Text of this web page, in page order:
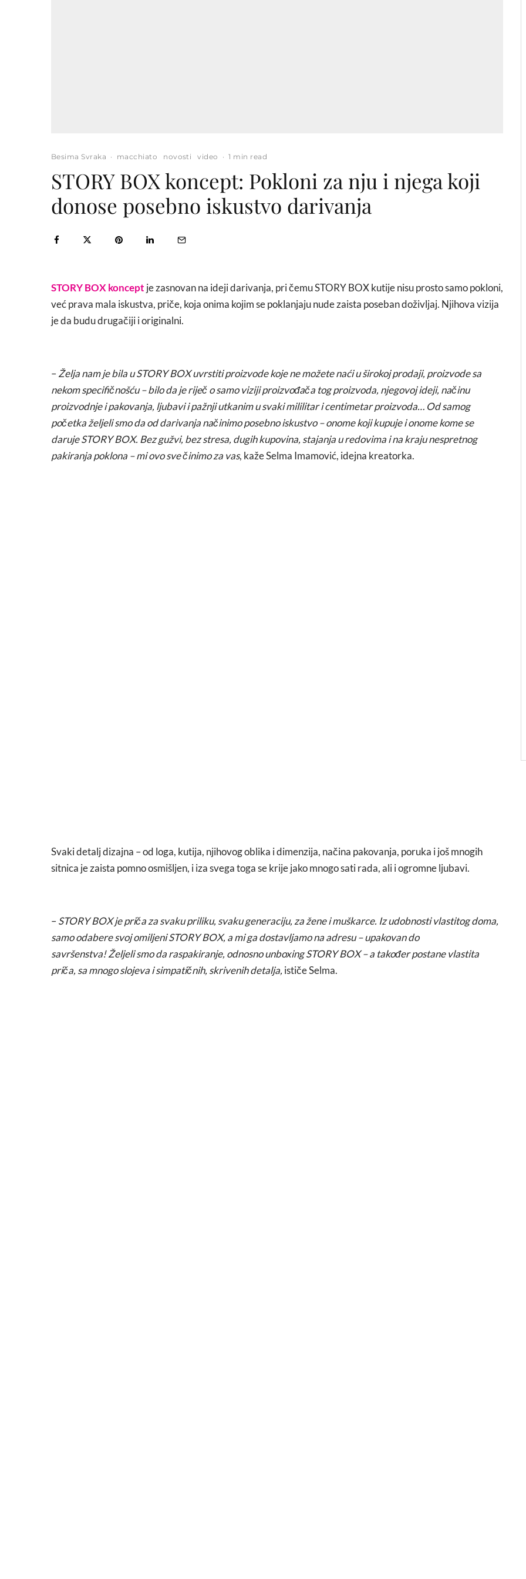
Besima Svraka · macchiato novosti video · 1 min read
STORY BOX koncept: Pokloni za nju i njega koji
donose posebno iskustvo darivanja
STORY BOX koncept je zasnovan na ideji darivanja, pri čemu STORY BOX kutije nisu prosto samo pokloni,
već prava mala iskustva, priče, koja onima kojim se poklanjaju nude zaista poseban doživljaj. Njihova vizija
je da budu drugačiji i originalni.
–Želja nam je bila u STORY BOX uvrstiti proizvode koje ne možete naći u širokoj prodaji, proizvode sa
nekom specifičnošću – bilo da je riječ o samo viziji proizvođača tog proizvoda, njegovoj ideji, načinu
proizvodnje i pakovanja, ljubavi i pažnji utkanim u svaki mililitar i centimetar proizvoda… Od samog
početka željeli smo da od darivanja načinimo posebno iskustvo – onome koji kupuje i onome kome se
daruje STORY BOX. Bez gužvi, bez stresa, dugih kupovina, stajanja u redovima i na kraju nespretnog
pakiranja poklona – mi ovo sve činimo za vas, kaže Selma Imamović, idejna kreatorka.
Svaki detalj dizajna – od loga, kutija, njihovog oblika i dimenzija, načina pakovanja, poruka i još mnogih
sitnica je zaista pomno osmišljen, i iza svega toga se krije jako mnogo sati rada, ali i ogromne ljubavi.
–STORY BOX je priča za svaku priliku, svaku generaciju, za žene i muškarce. Iz udobnosti vlastitog doma,
samo odabere svoj omiljeni STORY BOX, a mi ga dostavljamo na adresu – upakovan do
savršenstva! Željeli smo da raspakiranje, odnosno unboxing STORY BOX – a također postane vlastita
priča, sa mnogo slojeva i simpatičnih, skrivenih detalja, ističe Selma.